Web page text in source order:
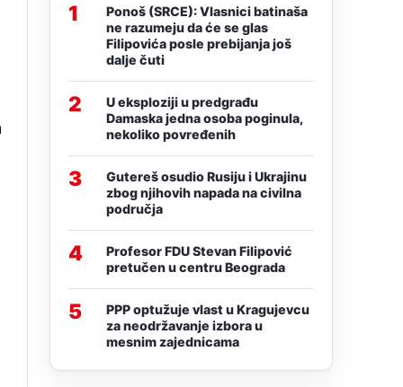
1
Ponoš (SRCE): Vlasnici batinaša
ne razumeju da će se glas
Filipovića posle prebijanja još
dalje čuti
2
U eksploziji u predgrađu
Damaska jedna osoba poginula,
nekoliko povređenih
3
Gutereš osudio Rusiju i Ukrajinu
zbog njihovih napada na civilna
područja
4
Profesor FDU Stevan Filipović
pretučen u centru Beograda
5
PPP optužuje vlast u Kragujevcu
za neodržavanje izbora u
mesnim zajednicama